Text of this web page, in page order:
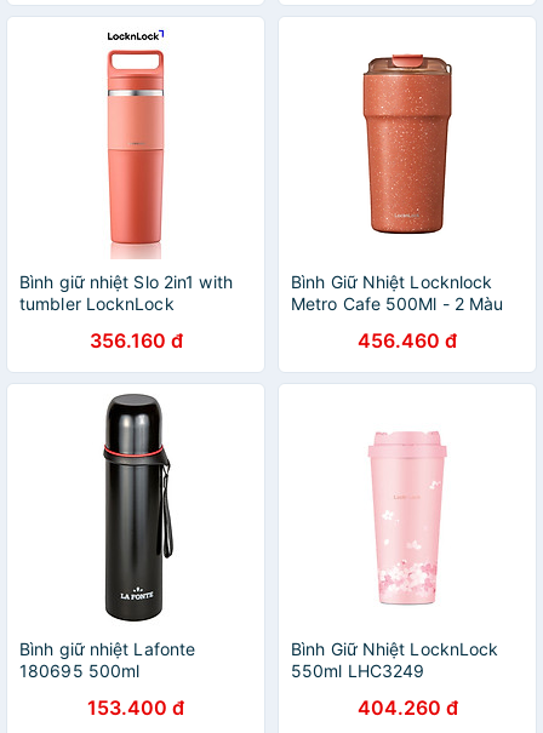
Bình giữ nhiệt Slo 2in1 with
tumbler LocknLock
cốc nhựa) 600ml
356.160 đ
Bình Giữ Nhiệt Locknlock
Metro Cafe 500Ml - 2 Màu
456.460 đ
Bình giữ nhiệt Lafonte
180695 500ml
153.400 đ
Bình Giữ Nhiệt LocknLock
550ml LHC3249
404.260 đ